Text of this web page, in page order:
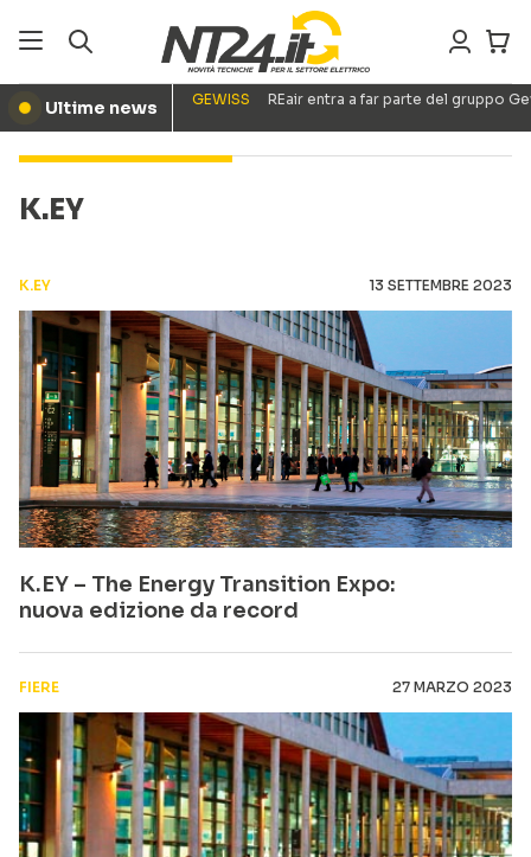
● Ultime news GEWISS REair entra a far parte del gruppo
K.EY
K.EY 13 SETTEMBRE 2023
K.EY – The Energy Transition Expo:
nuova edizione da record
FIERE 27 MARZO 2023